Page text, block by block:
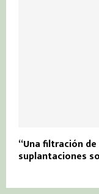
“Una filtración
suplantaciones